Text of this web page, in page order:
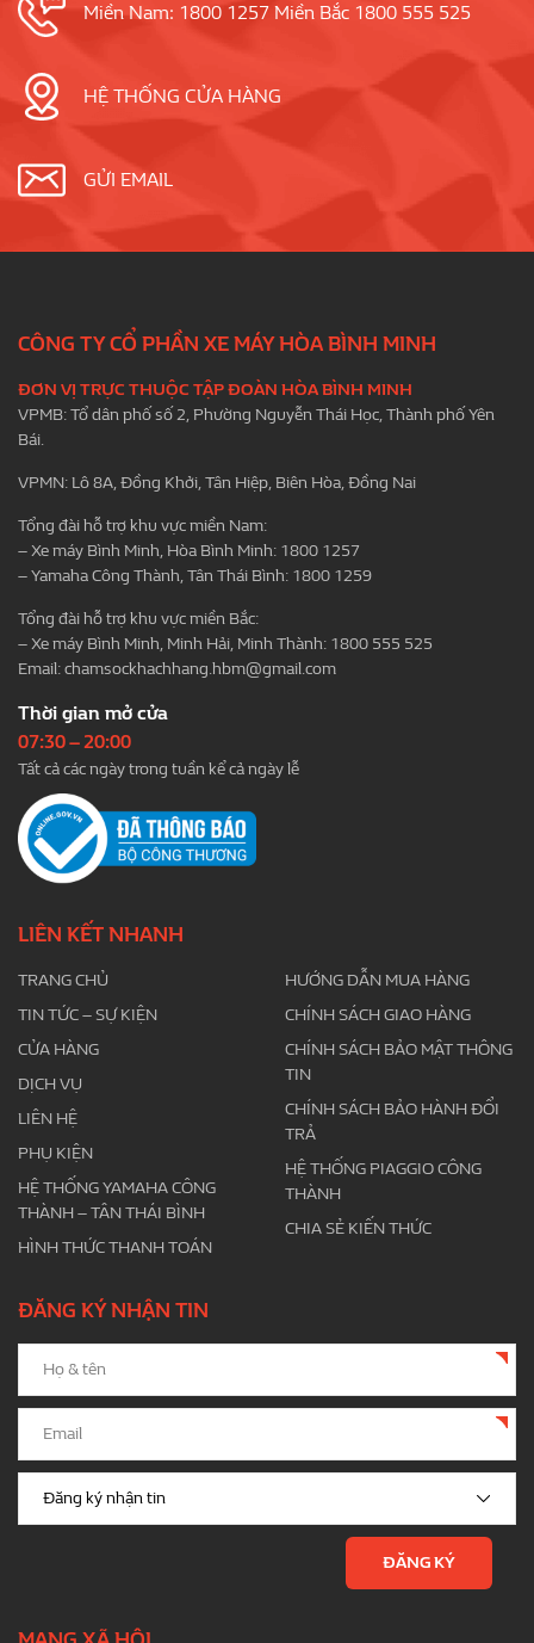
Miền Nam: 1800 1257 Miền Bắc 1800 555 525
HỆ THỐNG CỬA HÀNG
GỬI EMAIL
CÔNG TY CỔ PHẦN XE MÁY HÒA BÌNH MINH
ĐƠN VỊ TRỰC THUỘC TẬP ĐOÀN HÒA BÌNH MINH
VPMB: Tổ dân phố số 2, Phường Nguyễn Thái Học, Thành phố Yên
Bái.
VPMN: Lô 8A, Đồng Khởi, Tân Hiệp, Biên Hòa, Đồng Nai
Tổng đài hỗ trợ khu vực miền Nam:
– Xe máy Bình Minh, Hòa Bình Minh: 1800 1257
– Yamaha Công Thành, Tân Thái Bình: 1800 1259
Tổng đài hỗ trợ khu vực miền Bắc:
– Xe máy Bình Minh, Minh Hải, Minh Thành: 1800 555 525
Email:chamsockhachhang.hbm@gmail.com
Thời gian mở cửa
07:30 – 20:00
Tất cả các ngày trong tuần kể cả ngày lễ
LIÊN KẾT NHANH
TRANG CHỦ
TIN TỨC – SỰ KIỆN
CỬA HÀNG
DỊCH VỤ
LIÊN HỆ
PHỤ KIỆN
HỆ THỐNG YAMAHA CÔNG
THÀNH – TÂN THÁI BÌNH
HÌNH THỨC THANH TOÁN
HƯỚNG DẪN MUA HÀNG
CHÍNH SÁCH GIAO HÀNG
CHÍNH SÁCH BẢO MẬT THÔNG
TIN
CHÍNH SÁCH BẢO HÀNH ĐỔI
TRẢ
HỆ THỐNG PIAGGIO CÔNG
THÀNH
CHIA SẺ KIẾN THỨC
ĐĂNG KÝ NHẬN TIN